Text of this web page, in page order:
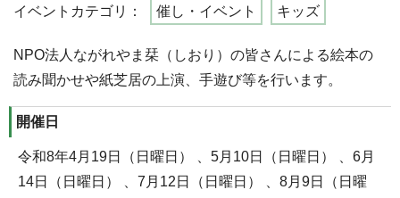
イベントカテゴリ： 催し・イベント キッズ
NPO法人ながれやま栞（しおり）の皆さんによる絵本の
読み聞かせや紙芝居の上演、手遊び等を行います。
開催日
令和8年4月19日（日曜日） 、5月10日（日曜日） 、6月
14日（日曜日） 、7月12日（日曜日） 、8月9日（日曜